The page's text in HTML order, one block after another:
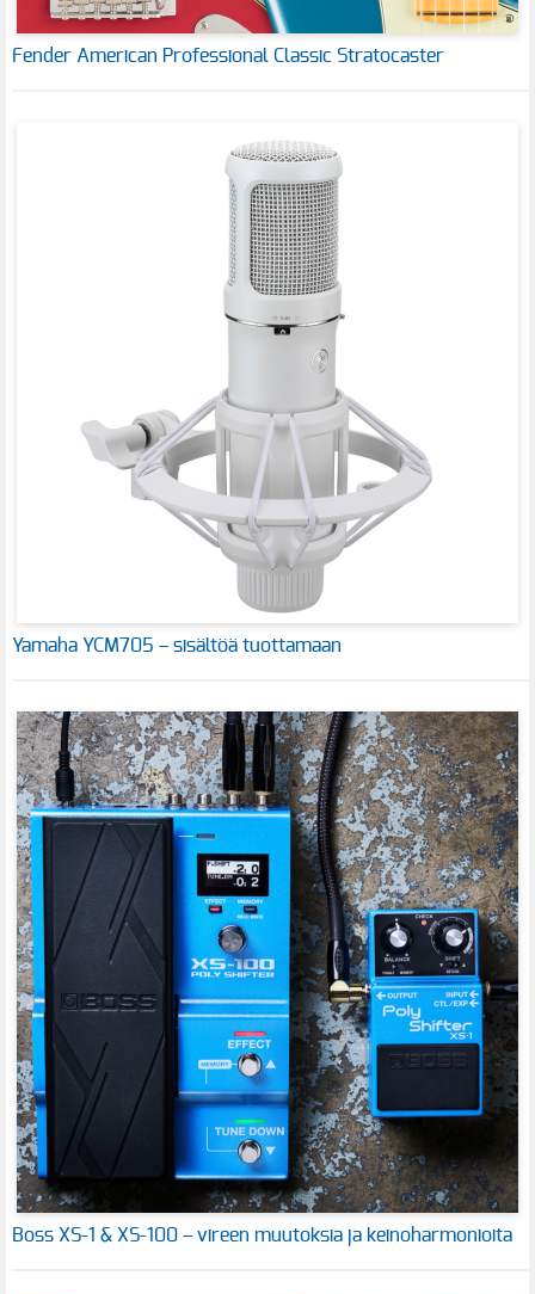
Fender American Professional Classic Stratocaster
Yamaha YCM705 – sisältöä tuottamaan
Boss XS-1 & XS-100 – vireen muutoksia ja keinoharmonioita